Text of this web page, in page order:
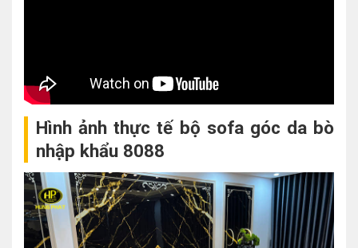
Hình ảnh thực tế bộ sofa góc da bò
nhập khẩu 8088